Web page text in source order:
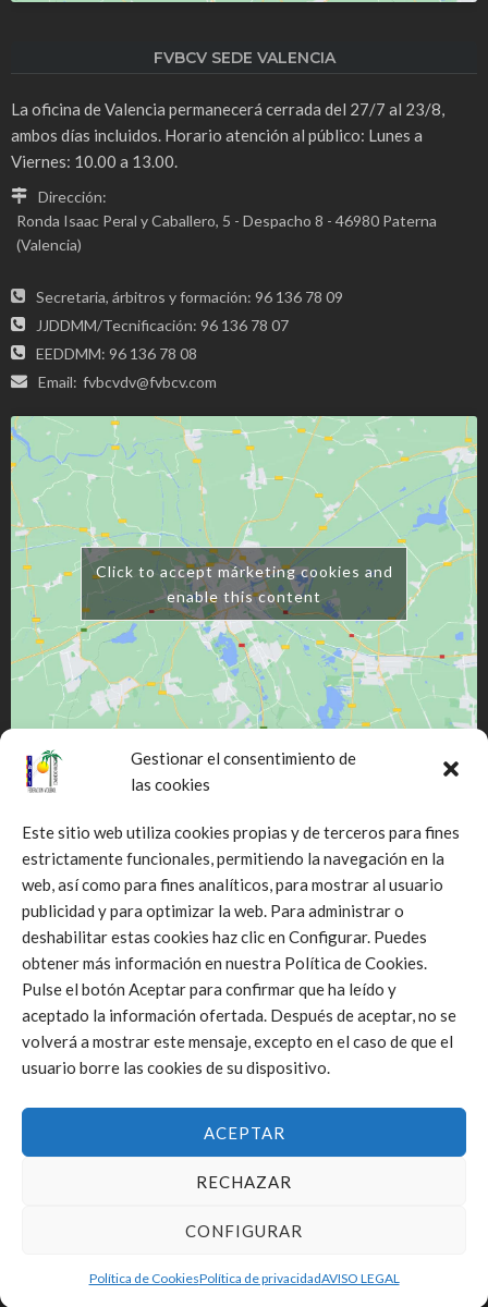
Gestionar el consentimiento de
las cookies
Este sitio web utiliza cookies propias y de terceros para fines
estrictamente funcionales, permitiendo la navegación en la
web, así como para fines analíticos, para mostrar al usuario
publicidad y para optimizar la web. Para administrar o
deshabilitar estas cookies haz clic en Configurar. Puedes
obtener más información en nuestra Política de Cookies.
Pulse el botón Aceptar para confirmar que ha leído y
aceptado la información ofertada. Después de aceptar, no se
volverá a mostrar este mensaje, excepto en el caso de que el
usuario borre las cookies de su dispositivo.
ACEPTAR
RECHAZAR
CONFIGURAR
Política de CookiesPolítica de privacidadAVISO LEGAL
FVBCV SEDE VALENCIA
La oficina de Valencia permanecerá cerrada del 27/7 al 23/8,
ambos días incluidos. Horario atención al público: Lunes a
Viernes: 10.00 a 13.00.
Dirección:
Ronda Isaac Peral y Caballero, 5 - Despacho 8 - 46980 Paterna
(Valencia)
Secretaria, árbitros y formación: 96 136 78 09
JJDDMM/Tecnificación: 96 136 78 07
EEDDMM: 96 136 78 08
Email: fvbcvdv@fvbcv.com
Click to accept márketing cookies and
enable this content
Click to accept márketing cookies and
enable this content
FEDERACIÓN DE VOLEIBOL DE LA COMUNIDAD VALENCIANA © 2025